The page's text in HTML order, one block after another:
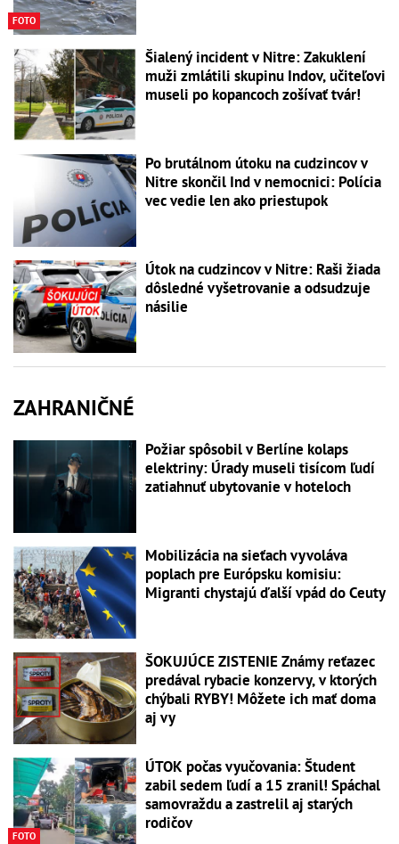
FOTO
Šialený incident v Nitre: Zakuklení
muži zmlátili skupinu Indov, učiteľovi
museli po kopancoch zošívať tvár!
Po brutálnom útoku na cudzincov v
Nitre skončil Ind v nemocnici: Polícia
vec vedie len ako priestupok
Útok na cudzincov v Nitre: Raši žiada
dôsledné vyšetrovanie a odsudzuje
násilie
ZAHRANIČNÉ
Požiar spôsobil v Berlíne kolaps
elektriny: Úrady museli tisícom ľudí
zatiahnuť ubytovanie v hoteloch
Mobilizácia na sieťach vyvoláva
poplach pre Európsku komisiu:
Migranti chystajú ďalší vpád do Ceuty
ŠOKUJÚCE ZISTENIE Známy reťazec
predával rybacie konzervy, v ktorých
chýbali RYBY! Môžete ich mať doma
aj vy
FOTO
ÚTOK počas vyučovania: Študent
zabil sedem ľudí a 15 zranil! Spáchal
samovraždu a zastrelil aj starých
rodičov